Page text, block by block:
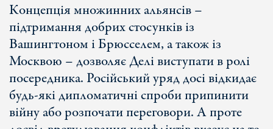
Концепція множинних альянсів –
підтримання добрих стосунків із
Вашингтоном і Брюсселем, а також із
Москвою – дозволяє Делі виступати в ролі
посередника. Російський уряд досі відкидає
будь-які дипломатичні спроби припинити
війну або розпочати переговори. А проте